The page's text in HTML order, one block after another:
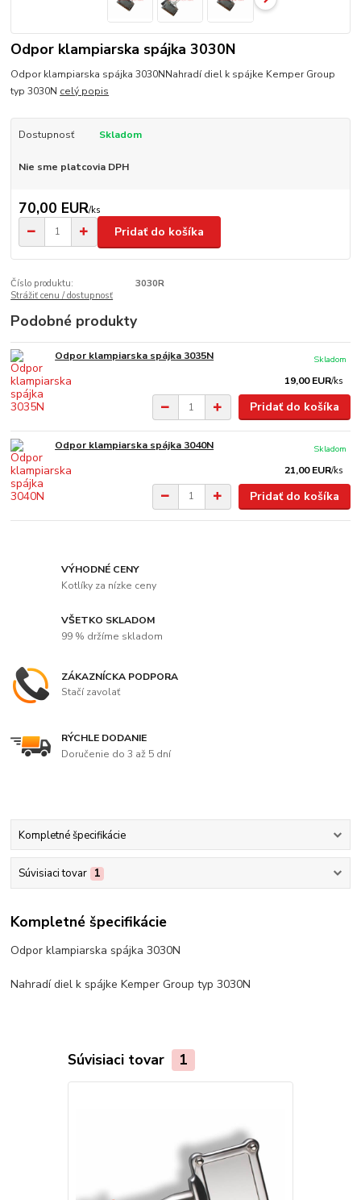
Odpor klampiarska spájka 3030N
Odpor klampiarska spájka 3030NNahradí diel k spájke Kemper Group
typ 3030N celý popis
Dostupnosť Skladom
Nie sme platcovia DPH
70,00 EUR/ks
Pridať do košíka
Číslo produktu:
3030R
Strážiť cenu / dostupnosť
Podobné produkty
Odpor klampiarska spájka 3035N
19,00 EUR/ks
Skladom
Pridať do košíka
Odpor klampiarska spájka 3040N
21,00 EUR/ks
Skladom
Pridať do košíka
VÝHODNÉ CENY
Kotlíky za nízke ceny
VŠETKO SKLADOM
99 % držíme skladom
ZÁKAZNÍCKA PODPORA
Stačí zavolať
RÝCHLE DODANIE
Doručenie do 3 až 5 dní
Kompletné špecifikácie
Súvisiaci tovar 1
Kompletné špecifikácie
Odpor klampiarska spájka 3030N
Nahradí diel k spájke Kemper Group typ 3030N
Súvisiaci tovar 1